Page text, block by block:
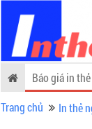
Báo giá in
Trang chủ
In thẻ